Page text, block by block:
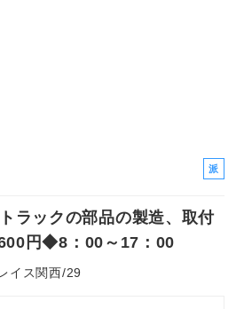
軽にご相談ください
派
社
員
ラックの部品の製造、取付
円◆8：00～17：00
イス関西/29